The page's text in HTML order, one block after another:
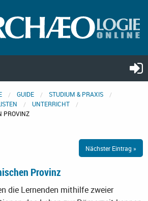
GUIDE
STUDIUM & PRAXIS
UNTERRICHT
PROVINZ
Nächster Eintrag »
Provinz
die Lernenden mithilfe zweier